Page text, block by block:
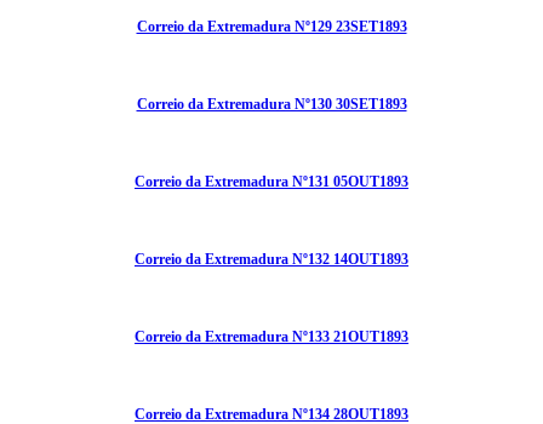
Correio da Extremadura Nº129 23SET1893
Correio da Extremadura Nº130 30SET1893
Correio da Extremadura Nº131 05OUT1893
Correio da Extremadura Nº132 14OUT1893
Correio da Extremadura Nº133 21OUT1893
Correio da Extremadura Nº134 28OUT1893